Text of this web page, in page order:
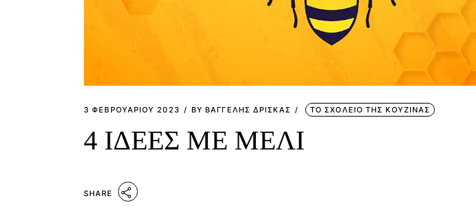
3 ΦΕΒΡΟΥΑΡΊΟΥ 2023 BY ΒΑΓΓΕΛΗΣ ΔΡΙΣΚΑΣ ΤΟ ΣΧΟΛΕΙΟ ΤΗΣ ΚΟΥΖΙΝΑΣ
4 ΙΔΕΕΣ ΜΕ ΜΕΛΙ
SHARE